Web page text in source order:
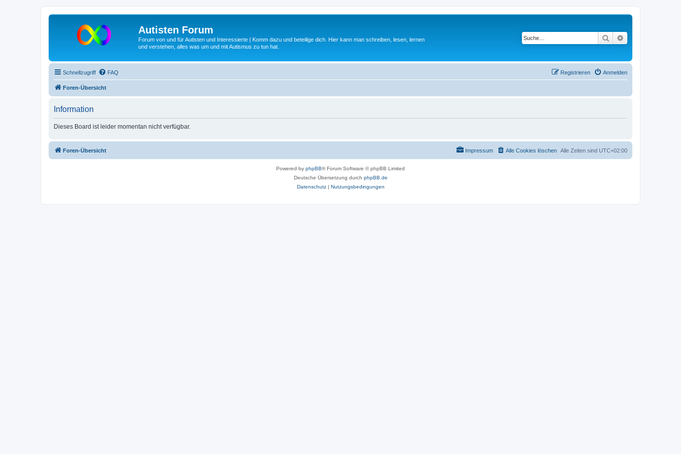
Autisten Forum
Forum von und für Autisten und Interessierte | Komm dazu und beteilige dich. Hier kann man schreiben, lesen, lernen
und verstehen, alles was um und mit Autismus zu tun hat.
Suche
Schnellzugriff FAQ Anmelden
Registrieren
Foren-Übersicht
Information
Dieses Board ist leider momentan nicht verfügbar.
Foren-Übersicht Alle Zeiten sind UTC+02:00
Alle Cookies löschen
Impressum
Powered by phpBB® Forum Software © phpBB Limited
Deutsche Übersetzung durch phpBB.de
Datenschutz| Nutzungsbedingungen